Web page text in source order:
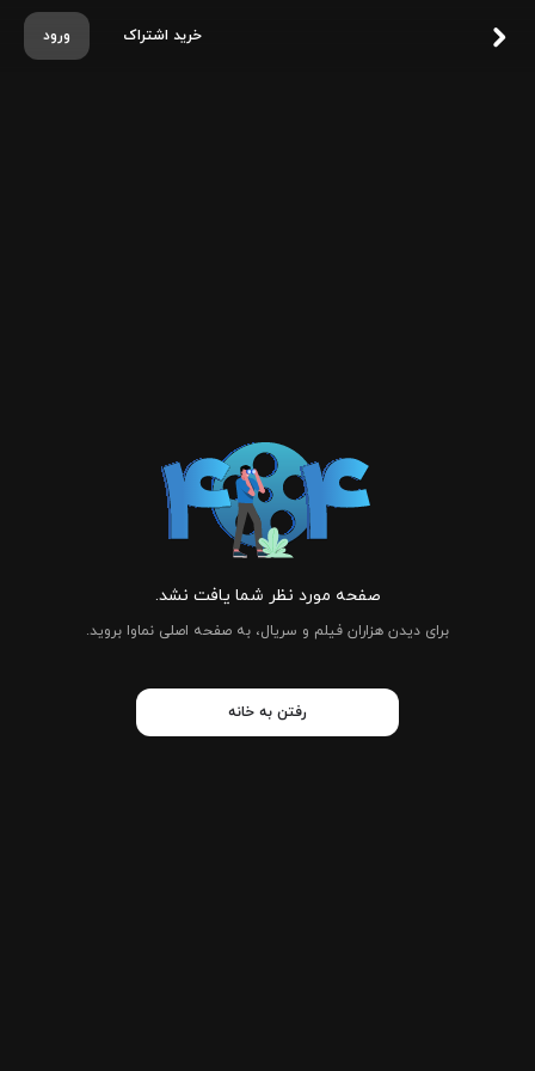
ورود خرید اشتراک
صفحه مورد نظر شما یافت نشد.
برای دیدن هزاران فیلم و سریال، به صفحه اصلی نماوا بروید.
رفتن به خانه